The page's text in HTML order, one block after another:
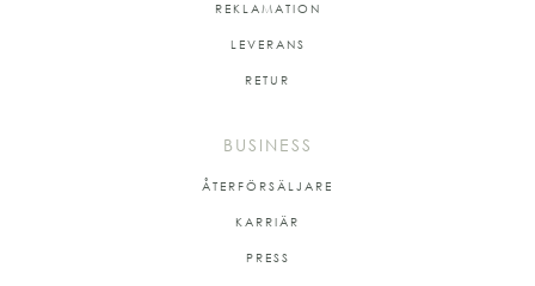
REKLAMATION
LEVERANS
RETUR
BUSINESS
ÅTERFÖRSÄLJARE
KARRIÄR
PRESS